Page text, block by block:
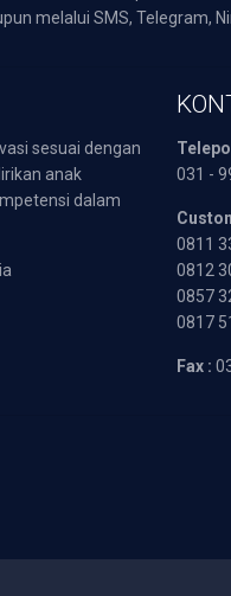
melalui SMS, Telegram,
sesuai dengan
anak
dalam
031 -
0811
0812
0857
0817
Fax :